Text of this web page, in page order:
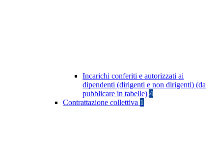
Incarichi conferiti e autorizzati ai
dipendenti (dirigenti e non dirigenti) (da
pubblicare in tabelle) 4
Contrattazione collettiva 1